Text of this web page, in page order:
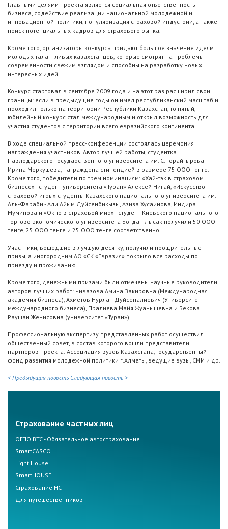
Главными целями проекта является социальная ответственность
бизнеса, содействие реализации национальной молодежной и
инновационной политики, популяризация страховой индустрии, а также
поиск потенциальных кадров для страхового рынка.
Кроме того, организаторы конкурса придают большое значение идеям
молодых талантливых казахстанцев, которые смотрят на проблемы
современности свежим взглядом и способны на разработку новых
интересных идей.
Конкурс стартовал в сентябре 2009 года и на этот раз расширил свои
границы: если в предыдущие годы он имел республиканский масштаб и
проходил только на территории Республики Казахстан, то пятый,
юбилейный конкурс стал международным и открыл возможность для
участия студентов с территории всего евразийского континента.
В ходе специальной пресс-конференции состоялась церемония
награждения участников. Автор лучшей работы, студентка
Павлодарского государственного университета им. С. Торайгырова
Ирина Меркушева, награждена стипендией в размере 75 ООО тенге.
Кроме того, победители по трем номинациям: «Хай-тэк в страховом
бизнесе» - студент университета «Туран» Алексей Нигай, «Искусство
страховой игры» студенты Казахского национального университета им.
Аль-Фараби - Али Айым Дуйсенбикызы, Азиза Хусаинова, Индира
Муминова и «Окно в страховой мир» - студент Киевского национального
торгово-экономического университета Богдан Лысак получили 50 ООО
тенге, 25 ООО тенге и 25 ООО тенге соответственно.
Участники, вошедшие в лучшую десятку, получили поощрительные
призы, а иногородним АО «СК «Евразия» покрыло все расходы по
приезду и проживанию.
Кроме того, денежными призами были отмечены научные руководители
авторов лучших работ: Чивазова Амина Закировна (Международная
академия бизнеса), Ахметов Нурлан Дуйсеналиевич (Университет
международного бизнеса), Пралиева Майя Жуанышевна и Бекова
Раушан Женисовна (университет «Туран»).
Профессиональную экспертизу представленных работ осуществил
общественный совет, в состав которого вошли представители
партнеров проекта: Ассоциация вузов Казахстана, Государственный
фонд развития молодежной политики г.Алматы, ведущие вузы, СМИ и др.
< Предыдущая новость Следующая новость >
Страхование частных лиц
ОГПО ВТС - Обязательное автострахование
SmartCASCO
Light House
SmartHOUSE
Страхование НС
Для путешественников